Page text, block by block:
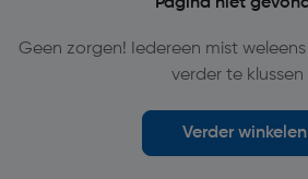
Geen zorgen! Iedereen mist
verder te klussen
Verder winkelen